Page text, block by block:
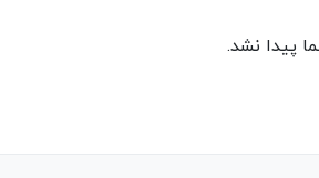
پیدا نشد.